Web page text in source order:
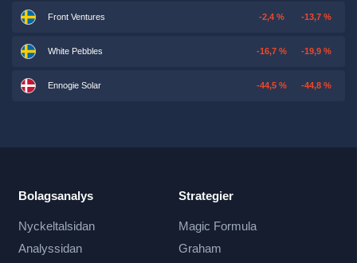
Front Ventures -2,4 % -13,7 %
White Pebbles -16,7 % -19,9 %
Ennogie Solar -44,5 % -44,8 %
Bolagsanalys
Nyckeltalsidan
Analyssidan
Strategier
Magic Formula
Graham